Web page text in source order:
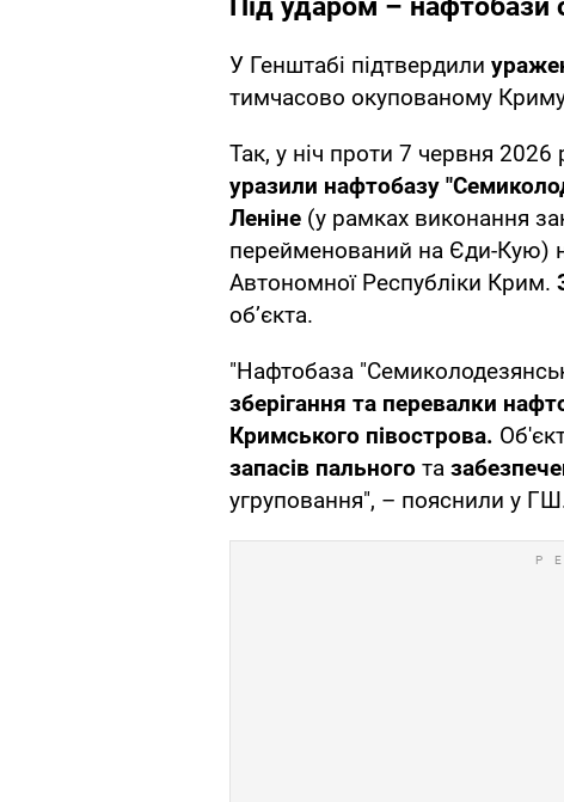
Під ударом – нафтобази
У Генштабі підтвердили
тимчасово окупованому
Так, у ніч проти 7 червня 2026
уразили нафтобазу
Леніне (у рамках виконання
перейменований на Єди-Кую)
Автономної Республіки Крим.
об’єкта.
"Нафтобаза
зберігання та перевалки
Кримського півострова.
запасів пального та
угруповання", – пояснили у